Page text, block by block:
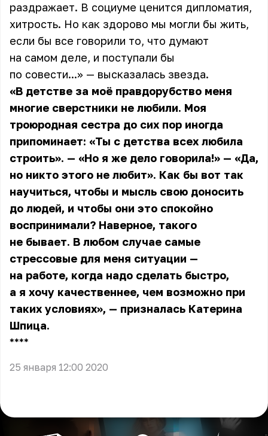
раздражает. В социуме ценится дипломатия,
хитрость. Но как здорово мы могли бы жить,
если бы все говорили то, что думают
на самом деле, и поступали бы
по совести...» — высказалась звезда.
«В детстве за моё правдорубство меня
многие сверстники не любили. Моя
троюродная сестра до сих пор иногда
припоминает: «Ты с детства всех любила
строить». — «Но я же дело говорила!» — «Да,
но никто этого не любит». Как бы вот так
научиться, чтобы и мысль свою доносить
до людей, и чтобы они это спокойно
воспринимали? Наверное, такого
не бывает. В любом случае самые
стрессовые для меня ситуации —
на работе, когда надо сделать быстро,
а я хочу качественнее, чем возможно при
таких условиях», — призналась Катерина
Шпица.
** **
25 января 12:00 2020